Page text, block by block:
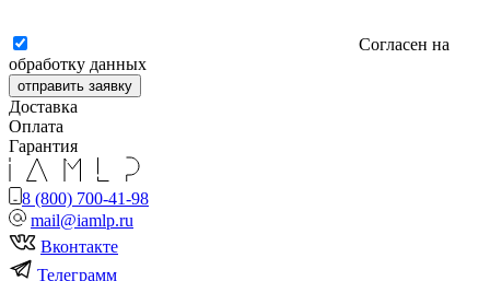
Согласен на
обработку данных
отправить заявку
Доставка
Оплата
Гарантия
8 (800) 700-41-98
mail@iamlp.ru
Вконтакте
Телеграмм